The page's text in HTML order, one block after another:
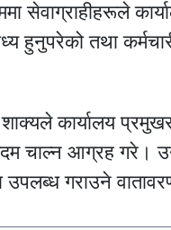
सेवाग्राहीहरूले
हुनुपरेको तथा
कार्यालय
चाल्न आग्रह गरे।
उपलब्ध गराउने